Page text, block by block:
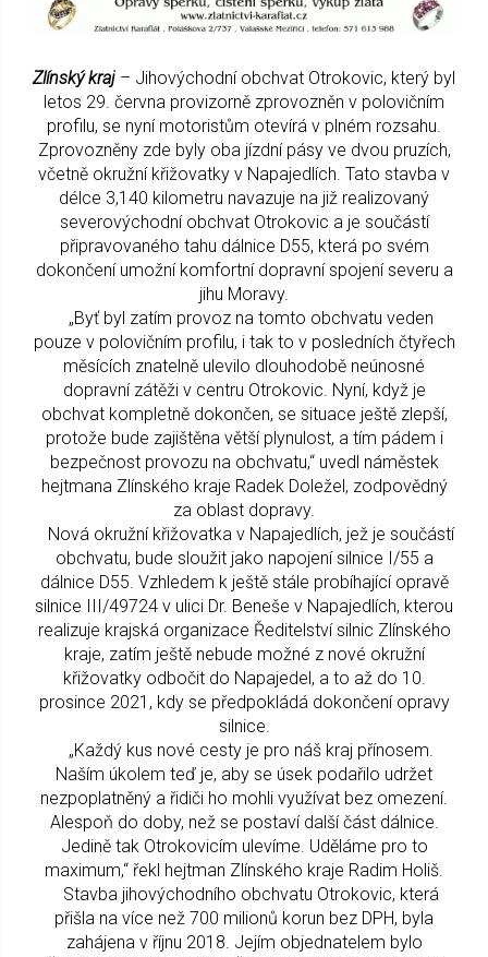
Zlínský kraj – Jihovýchodní obchvat Otrokovic, který byl
letos 29. června provizorně zprovozněn v polovičním
profilu, se nyní motoristům otevírá v plném rozsahu.
Zprovozněny zde byly oba jízdní pásy ve dvou pruzích,
včetně okružní křižovatky v Napajedlích. Tato stavba v
délce 3,140 kilometru navazuje na již realizovaný
severovýchodní obchvat Otrokovic a je součástí
připravovaného tahu dálnice D55, která po svém
dokončení umožní komfortní dopravní spojení severu a
jihu Moravy.
„Byť byl zatím provoz na tomto obchvatu veden
pouze v polovičním profilu, i tak to v posledních čtyřech
měsících znatelně ulevilo dlouhodobě neúnosné
dopravní zátěži v centru Otrokovic. Nyní, když je
obchvat kompletně dokončen, se situace ještě zlepší,
protože bude zajištěna větší plynulost, a tím pádem i
bezpečnost provozu na obchvatu,“ uvedl náměstek
hejtmana Zlínského kraje Radek Doležel, zodpovědný
za oblast dopravy.
Nová okružní křižovatka v Napajedlích, jež je součástí
obchvatu, bude sloužit jako napojení silnice I/55 a
dálnice D55. Vzhledem k ještě stále probíhající opravě
silnice III/49724 v ulici Dr. Beneše v Napajedlích, kterou
realizuje krajská organizace Ředitelství silnic Zlínského
kraje, zatím ještě nebude možné z nové okružní
křižovatky odbočit do Napajedel, a to až do 10.
prosince 2021, kdy se předpokládá dokončení opravy
silnice.
„Každý kus nové cesty je pro náš kraj přínosem.
Naším úkolem teď je, aby se úsek podařilo udržet
nezpoplatněný a řidiči ho mohli využívat bez omezení.
Alespoň do doby, než se postaví další část dálnice.
Jedině tak Otrokovicím ulevíme. Uděláme pro to
maximum,“ řekl hejtman Zlínského kraje Radim Holiš.
Stavba jihovýchodního obchvatu Otrokovic, která
přišla na více než 700 milionů korun bez DPH, byla
zahájena v říjnu 2018. Jejím objednatelem bylo